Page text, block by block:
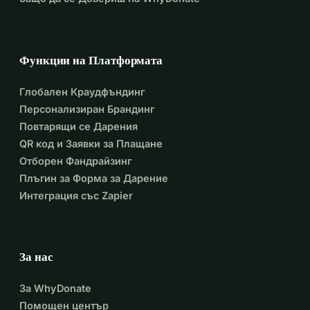
Функции на Платформата
Глобален Краудфъндинг
Персонализиран Брандинг
Повтарящи се Дарения
QR код и Заявки за Плащане
Отборен Фандрайзинг
Плъгин за Форма за Дарение
Интеграция със Zapier
За нас
За WhyDonate
Помощен център